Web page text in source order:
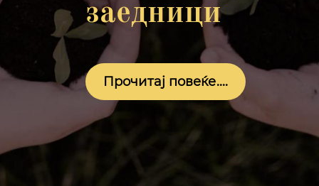
заедници
Прочитај повеќе....